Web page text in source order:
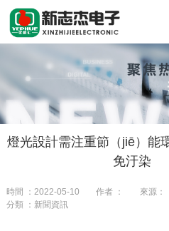
燈光設計需注重節（jiē）能
免汙染
時間 ：2022-05-10 作者 ： 來源：
分類 ：新聞資訊